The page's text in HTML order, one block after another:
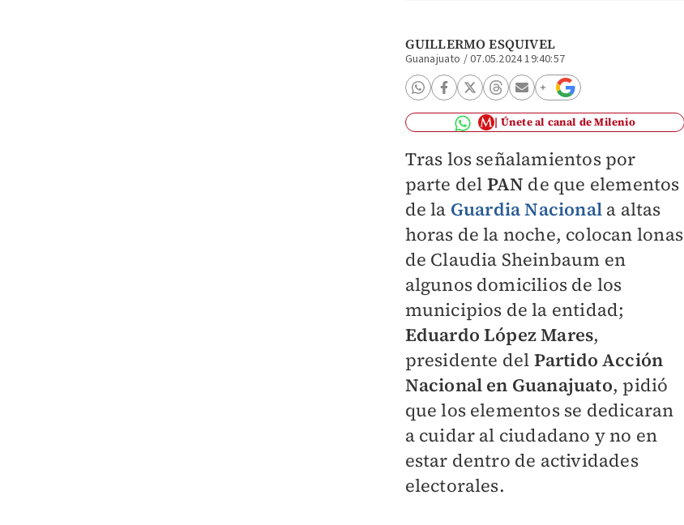
GUILLERMO ESQUIVEL
Guanajuato /07.05.2024 19:40:57
Únete al canal de Milenio
Tras los señalamientos por
parte del PAN de que elementos
de la Guardia Nacionala altas
horas de la noche, colocan lonas
de Claudia Sheinbaum en
algunos domicilios de los
municipios de la entidad;
Eduardo López Mares,
presidente del Partido Acción
Nacional en Guanajuato, pidió
que los elementos se dedicaran
a cuidar al ciudadano y no en
estar dentro de actividades
electorales.